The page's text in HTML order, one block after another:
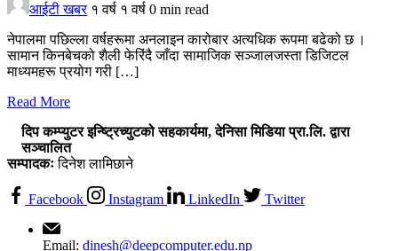
आईटी खबर १ वर्ष १ वर्ष 0 min read
नेपालमा पछिल्ला वर्षहरूमा अनलाइन कारोबार अत्यधिक रूपमा बढेको छ ।
सामान किनबेचको शैली फेरिंदै जाँदा सामाजिक सञ्जालजस्ता डिजिटल
माध्यमहरू प्रयोग गरी […]
Read More
दिप कम्प्युटर इन्ष्ट्रिच्युटको सहकार्यमा, देनिसा मिडिया प्रा.लि. द्वारा
सञ्चालित
सम्पादकःदिनेश लामिछाने
Facebook Instagram LinkedIn Twitter
Email: dinesh@deepcomputer.edu.np